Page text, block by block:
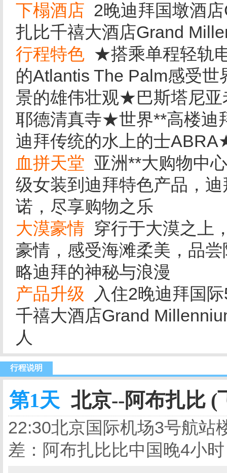
下榻酒店 2晚迪拜国墩酒
扎比千禧大酒店Grand
行程特色 ★搭乘单程轻轨
的Atlantis The Palm感受
景的雄伟壮观★巴斯塔尼
耶德清真寺★世界**高楼
迪拜传统的水上的士
血拼天堂 亚洲**大购物中
级女装到迪拜特色产品，
诺，尽享购物之乐
大漠豪情 穿行于大漠之上
豪情，感受海滩柔美，品
略迪拜的神秘与浪漫
产品升级 入住2晚迪拜国
千禧大酒店Grand
人
行程说明
第1天 北京--阿布扎比 (
22:30北京国际机场3号航站
差：阿布扎比比中国晚4小